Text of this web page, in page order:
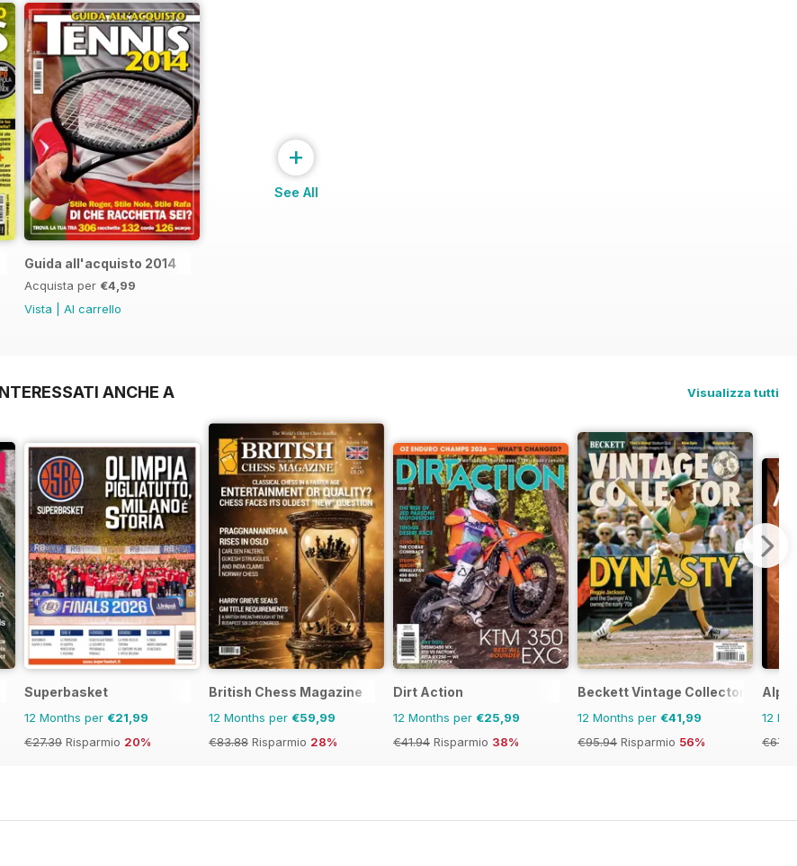
Guida all'acquisto 2014
Acquista per €4,99
Vista
Al carrello
+
See All
ANCHE A Visualizza tutti
Superbasket
12 Months per €21,99
€27.39 Risparmio 20%
British Chess Magazine
12 Months per €59,99
€83.88 Risparmio 28%
Dirt Action
12 Months per €25,99
€41.94 Risparmio 38%
Beckett Vintage Collector
12 Months per €41,99
€95.94 Risparmio 56%
12